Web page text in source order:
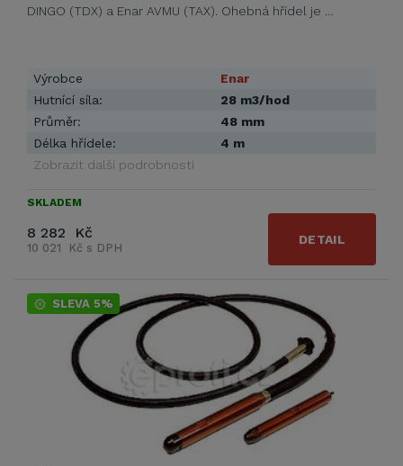
DINGO (TDX) a Enar AVMU (TAX). Ohebná hřídel je …
Výrobce
Enar
Hutnící síla:
28 m3/hod
Průměr:
48 mm
Délka hřídele:
4 m
Zobrazit další podrobnosti
SKLADEM
8 282 Kč
10 021 Kč s DPH
DETAIL
SLEVA 5%